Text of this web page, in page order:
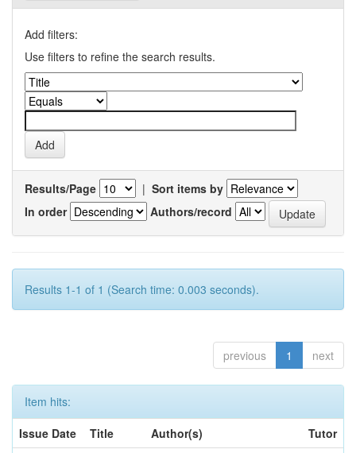
Add filters:
Use filters to refine the search results.
Results/Page | Sort items by
In order
Authors/record
Results 1-1 of 1 (Search time: 0.003 seconds).
previous 1 next
Item hits:
Issue Date
Title Author(s)
Tutor